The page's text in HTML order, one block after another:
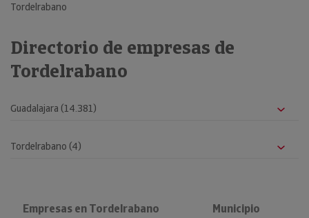
Tordelrabano
Directorio de empresas de
Tordelrabano
Empresas en Tordelrabano Municipio